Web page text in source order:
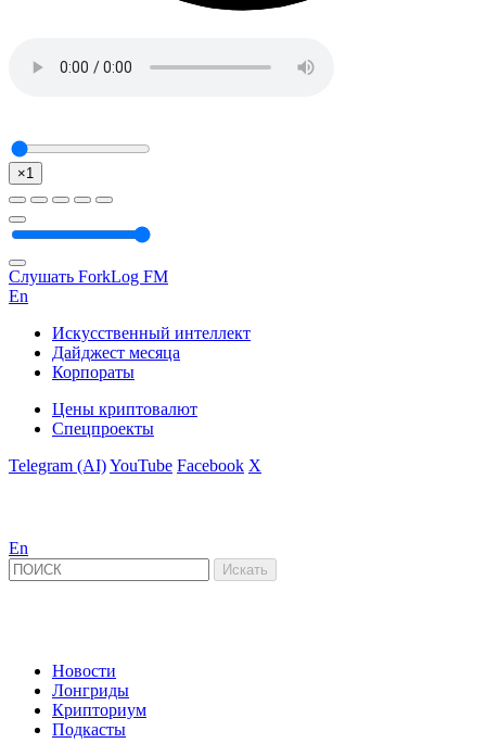
×1
Слушать ForkLog FM
En
Искусственный интеллект
Дайджест месяца
Корпораты
Цены криптовалют
Спецпроекты
Telegram (AI)YouTube Facebook X
En
Новости
Лонгриды
Крипториум
Подкасты